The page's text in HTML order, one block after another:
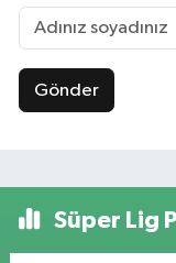
Gönder
Süper Lig